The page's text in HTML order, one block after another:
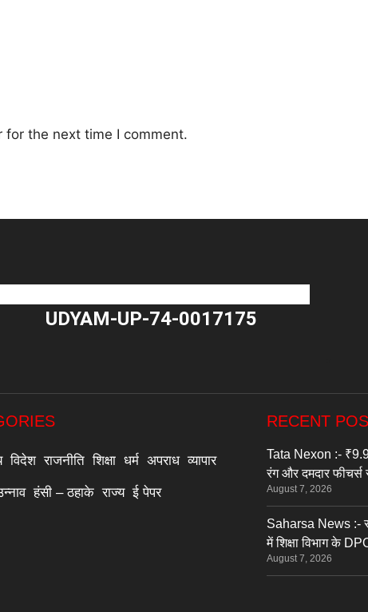
the next time I comment.
UDYAM-UP-74-0017175
विदेश राजनीति शिक्षा धर्म अपराध व्यापार
हंसी – ठहाके राज्य ई पेपर
RECENT
Tata Nexon :-
रंग और दमदार फीचर्स
August 7, 2026
Saharsa News :-
में शिक्षा विभाग के
August 7, 2026